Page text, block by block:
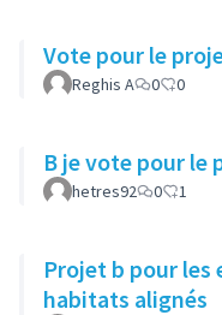
Vote pour le
Reghis A 0 0
B je vote pour le
hetres92 0 1
Projet b pour les
habitats alignés